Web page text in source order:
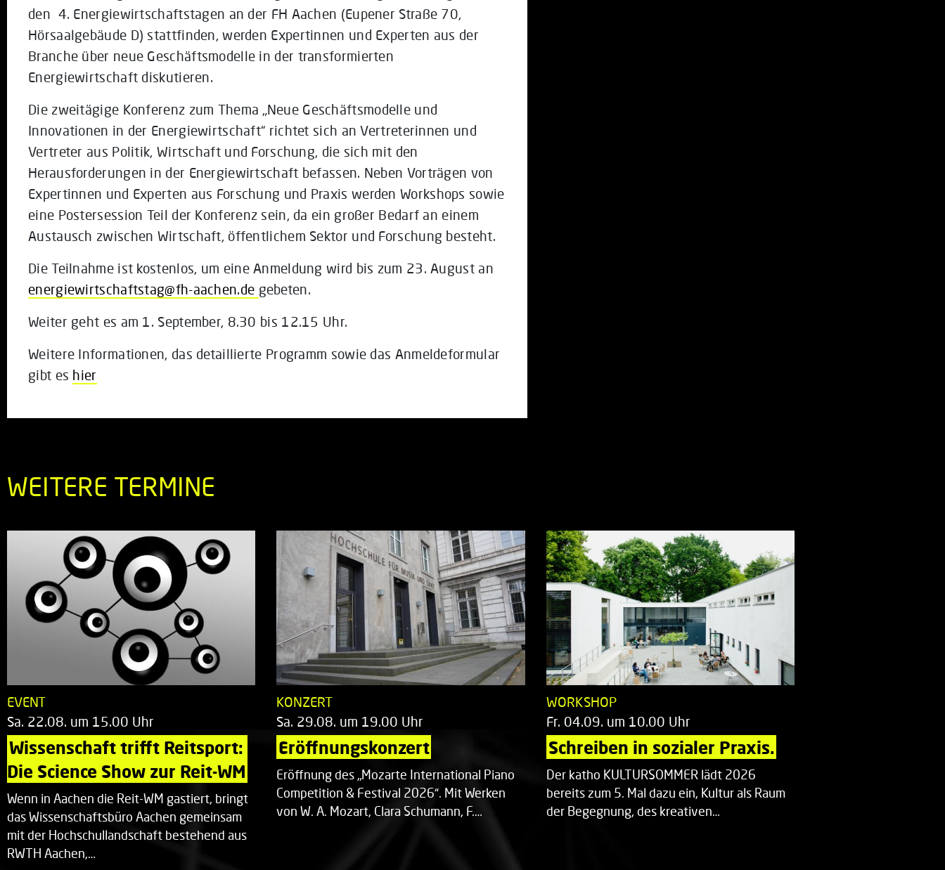
den 4. Energiewirtschaftstagen an der FH Aachen (Eupener Straße 70,
Hörsaalgebäude D) stattfinden, werden Expertinnen und Experten aus der
Branche über neue Geschäftsmodelle in der transformierten
Energiewirtschaft diskutieren.
Die zweitägige Konferenz zum Thema „Neue Geschäftsmodelle und
Innovationen in der Energiewirtschaft“ richtet sich an Vertreterinnen und
Vertreter aus Politik, Wirtschaft und Forschung, die sich mit den
Herausforderungen in der Energiewirtschaft befassen. Neben Vorträgen von
Expertinnen und Experten aus Forschung und Praxis werden Workshops sowie
eine Postersession Teil der Konferenz sein, da ein großer Bedarf an einem
Austausch zwischen Wirtschaft, öffentlichem Sektor und Forschung besteht.
Die Teilnahme ist kostenlos, um eine Anmeldung wird bis zum 23. August an
energiewirtschaftstag@fh-aachen.de gebeten.
Weiter geht es am 1. September, 8.30 bis 12.15 Uhr.
Weitere Informationen, das detaillierte Programm sowie das Anmeldeformular
gibt es hier
WEITERE TERMINE
EVENT
Sa. 22.08. um 15.00 Uhr
Wissenschaft trifft Reitsport:
Die Science Show zur Reit-WM
Wenn in Aachen die Reit-WM gastiert, bringt
das Wissenschaftsbüro Aachen gemeinsam
mit der Hochschullandschaft bestehend aus
RWTH Aachen,…
KONZERT
Sa. 29.08. um 19.00 Uhr
Eröffnungskonzert
Eröffnung des „Mozarte International Piano
Competition & Festival 2026“. Mit Werken
von W. A. Mozart, Clara Schumann, F.…
WORKSHOP
Fr. 04.09. um 10.00 Uhr
Schreiben in sozialer Praxis.
Der katho KULTURSOMMER lädt 2026
bereits zum 5. Mal dazu ein, Kultur als Raum
der Begegnung, des kreativen…